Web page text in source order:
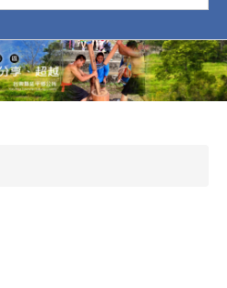
介紹
專區
公開
延平